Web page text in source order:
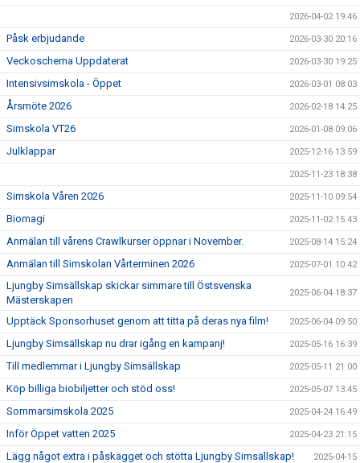
2026-04-02 19:46
Påsk erbjudande 2026-03-30 20:16
Veckoschema Uppdaterat 2026-03-30 19:25
Intensivsimskola - Öppet 2026-03-01 08:03
Årsmöte 2026 2026-02-18 14:25
Simskola VT26 2026-01-08 09:06
Julklappar 2025-12-16 13:59
2025-11-23 18:38
Simskola Våren 2026 2025-11-10 09:54
Biomagi 2025-11-02 15:43
Anmälan till vårens Crawlkurser öppnar i November. 2025-08-14 15:24
Anmälan till Simskolan Vårterminen 2026 2025-07-01 10:42
Ljungby Simsällskap skickar simmare till Östsvenska
Mästerskapen
2025-06-04 18:37
Upptäck Sponsorhuset genom att titta på deras nya film! 2025-06-04 09:50
Ljungby Simsällskap nu drar igång en kampanj! 2025-05-16 16:39
Till medlemmar i Ljungby Simsällskap 2025-05-11 21:00
Köp billiga biobiljetter och stöd oss! 2025-05-07 13:45
Sommarsimskola 2025 2025-04-24 16:49
Inför Öppet vatten 2025 2025-04-23 21:15
Lägg något extra i påskägget och stötta Ljungby Simsällskap! 2025-04-15